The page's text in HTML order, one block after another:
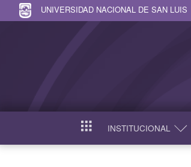
UNIVERSIDAD NACIONAL DE SAN LUIS
INICIO INSTITUCIONAL